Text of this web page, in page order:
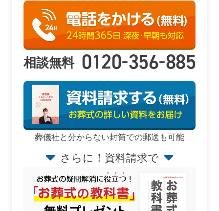
相談無料 0120-356-885
葬儀社と分からない封筒での郵送も可能
さらに！資料請求で